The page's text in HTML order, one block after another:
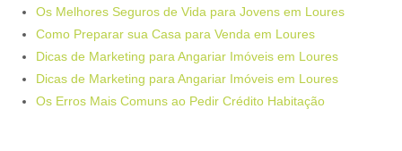
Os Melhores Seguros de Vida para Jovens em Loures
Como Preparar sua Casa para Venda em Loures
Dicas de Marketing para Angariar Imóveis em Loures
Dicas de Marketing para Angariar Imóveis em Loures
Os Erros Mais Comuns ao Pedir Crédito Habitação